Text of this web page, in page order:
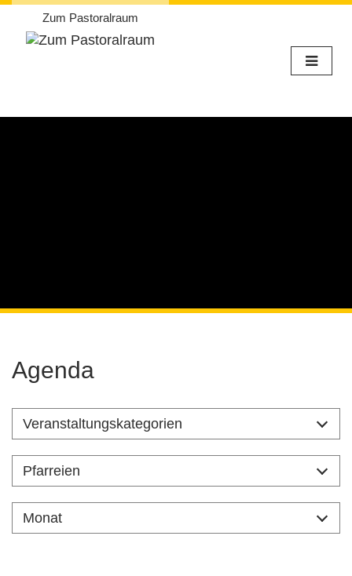
Zum Pastoralraum
Agenda